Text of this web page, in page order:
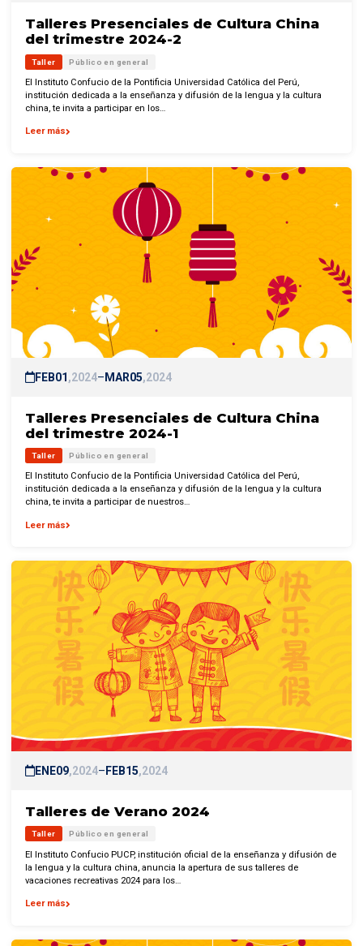
Talleres Presenciales de Cultura China
del trimestre 2024-2
Taller Público en general
El Instituto Confucio de la Pontificia Universidad Católica del Perú,
institución dedicada a la enseñanza y difusión de la lengua y la cultura
china, te invita a participar en los…
Leer más
FEB01 2024– MAR05 2024
Talleres Presenciales de Cultura China
del trimestre 2024-1
Taller Público en general
El Instituto Confucio de la Pontificia Universidad Católica del Perú,
institución dedicada a la enseñanza y difusión de la lengua y la cultura
china, te invita a participar de nuestros…
Leer más
ENE09 2024– FEB15 2024
Talleres de Verano 2024
Taller Público en general
El Instituto Confucio PUCP, institución oficial de la enseñanza y difusión de
la lengua y la cultura china, anuncia la apertura de sus talleres de
vacaciones recreativas 2024 para los…
Leer más